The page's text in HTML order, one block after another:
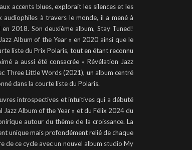
accents blues, explorait les silences et les
à travers le monde, il a mené à
2018. Son deuxième album, Stay Tuned!
Album of the Year » en 2020 ainsi que le
liste du Prix Polaris, tout en étant reconnu
a aussi été consacrée « Révélation Jazz
Three Little Words (2021), un album centré
dans la courte liste du Polaris.
introspectives et intuitives qui a débuté
Album of the Year » et du Félix 2024 du
autour du thème de la croissance. La
unique mais profondément relié de chaque
de ce cycle avec un nouvel album studio My